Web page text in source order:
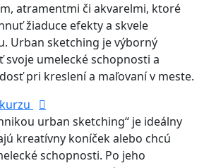
atramentmi či akvarelmi, ktoré
žiaduce efekty a skvele
Urban sketching je výborný
svoje umelecké schopnosti a
pri kreslení a maľovaní v meste.
urban sketching“ je ideálny
kreatívny koníček alebo chcú
schopnosti. Po jeho